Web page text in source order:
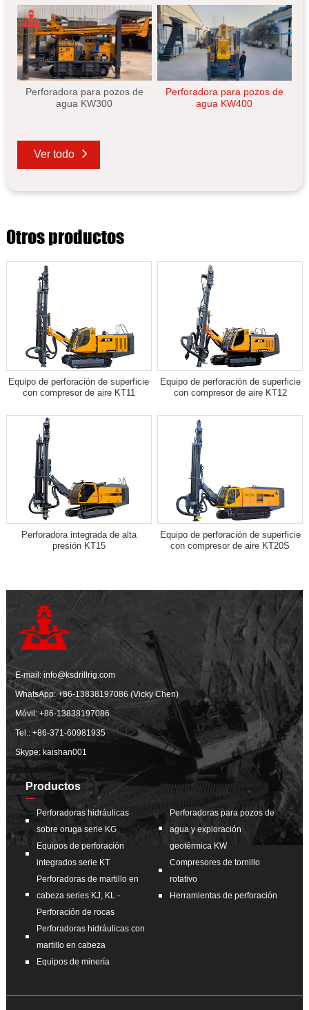
Perforadora para pozos de
agua KW300
Perforadora para pozos de
agua KW400
Ver todo
Otros productos
Equipo de perforación de superficie
con compresor de aire KT11
Equipo de perforación de superficie
con compresor de aire KT12
Perforadora integrada de alta
presión KT15
Equipo de perforación de superficie
con compresor de aire KT20S
E-mail:info@ksdrillrig.com
WhatsApp:+86-13838197086 (Vicky Chen)
Móvil:+86-13838197086
Tel.:+86-371-60981935
Skype: kaishan001
Productos
Perforadoras hidráulicas
sobre oruga serie KG
Equipos de perforación
integrados serie KT
Perforadoras de martillo en
cabeza series KJ, KL -
Perforación de rocas
Perforadoras hidráulicas con
martillo en cabeza
Equipos de minería
Perforadoras para pozos de
agua y exploración
geotérmica KW
Compresores de tornillo
rotativo
Herramientas de perforación